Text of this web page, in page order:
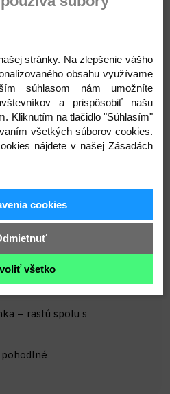
detskej pokožke.
viazané na
jednoducho prispôsobíte
dlhšie. Voľný a
maximálne pohodlie pri
pančuškami.
Slovensku
Standard 100
– rastú spolu s
stránky. Na zlepšenie vášho
obsahu využívame
súhlasom nám umožníte
a prispôsobiť našu
Kliknutím na tlačidlo "Súhlasím"
všetkých súborov cookies.
nájdete v našej Zásadách
cookies
všetko